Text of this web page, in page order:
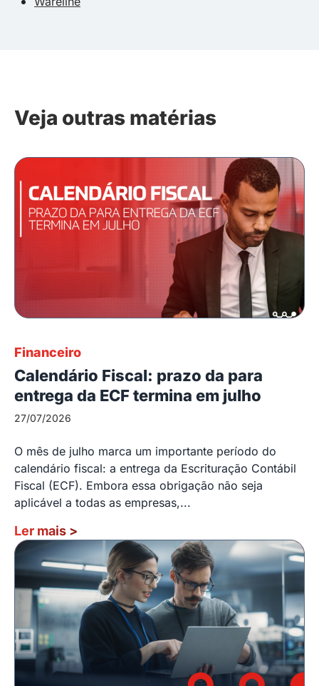
Veja outras matérias
Financeiro
Calendário Fiscal: prazo da para
entrega da ECF termina em julho
27/07/2026
O mês de julho marca um importante período do
calendário fiscal: a entrega da Escrituração Contábil
Fiscal (ECF). Embora essa obrigação não seja
aplicável a todas as empresas,...
Ler mais >